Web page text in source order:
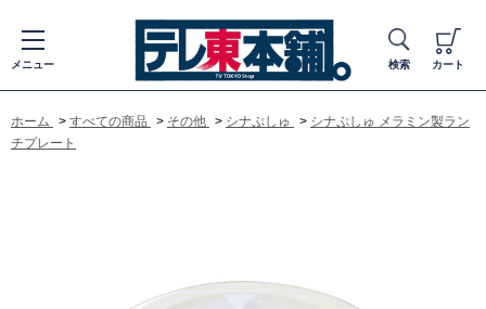
メニュー 検索 カート
ホーム > すべての商品 > その他 > シナぷしゅ > シナぷしゅ メラミン製ラン
チプレート